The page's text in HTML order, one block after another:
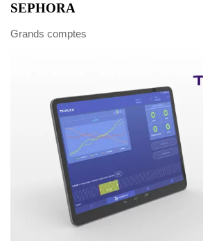
SEPHORA
Grands comptes